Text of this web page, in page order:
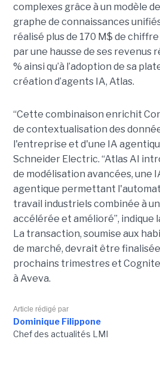
complexes grâce à un modèle
graphe de connaissances
réalisé plus de 170 M$ de
par une hausse de ses revenus
% ainsi qu’à l’adoption de sa
création d’agents IA, Atlas.
“Cette combinaison enrichit
de contextualisation des
l'entreprise et d'une IA
Schneider Electric. “Atlas AI
de modélisation avancées, une
agentique permettant
travail industriels combinée à
accélérée et amélioré”, indique
La transaction, soumise aux
de marché, devrait être
prochains trimestres et
à Aveva.
Article rédigé par
Dominique Filippone
Chef des actualités LMI